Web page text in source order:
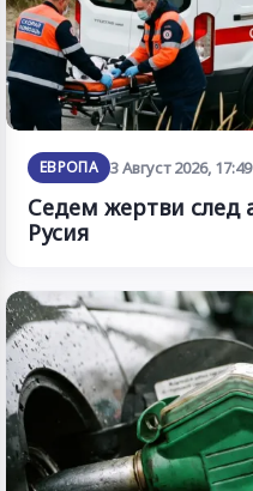
ЕВРОПА 3 Август 2026, 17:49
Седем жертви след
Русия